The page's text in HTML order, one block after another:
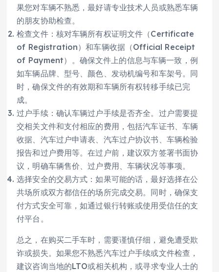
果您对车辆不熟悉，最好请专业技术人员或熟悉车辆
的朋友协助检查。
检查文件：核对车辆所有权证明文件（Certificate
of Registration）和车辆收据（Official Receipt
of Payment）。确保文件上的信息与车辆一致，例
如车辆品牌、型号、颜色、发动机编号和车架号。同
时，确保文件的有效期和车辆所有权转移手续已完
成。
过户手续：确认车辆过户手续是否齐全。过户需要提
交相关文件和支付相应的费用，包括汽车证书、车辆
收据、汽车过户申请表、汽车过户协议书、车辆检验
报告和过户费用等。在过户前，建议双方签署书面协
议，明确车辆售价、过户费用、车辆状况等事项。
选择安全的交易方式：如果可能的话，最好选择在公
共场所或双方都信任的场所完成交易。同时，确保支
付方式安全可靠，如通过银行转账或使用受信任的支
付平台。
总之，在购买二手车时，需要谨慎仔细，避免遭受欺
诈或损失。如果您不熟悉汽车过户手续或文件检查，
建议咨询当地的LTO或相关机构，或寻求专业人士的